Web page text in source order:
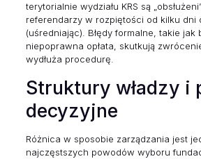
terytorialnie wydziału KRS są
referendarzy w rozpiętości od kilku dni
(uśredniając). Błędy formalne, takie jak
niepoprawna opłata, skutkują
wydłuża procedurę.
Struktury władzy i
decyzyjne
Różnica w sposobie zarządzania jest
najczęstszych powodów wyboru